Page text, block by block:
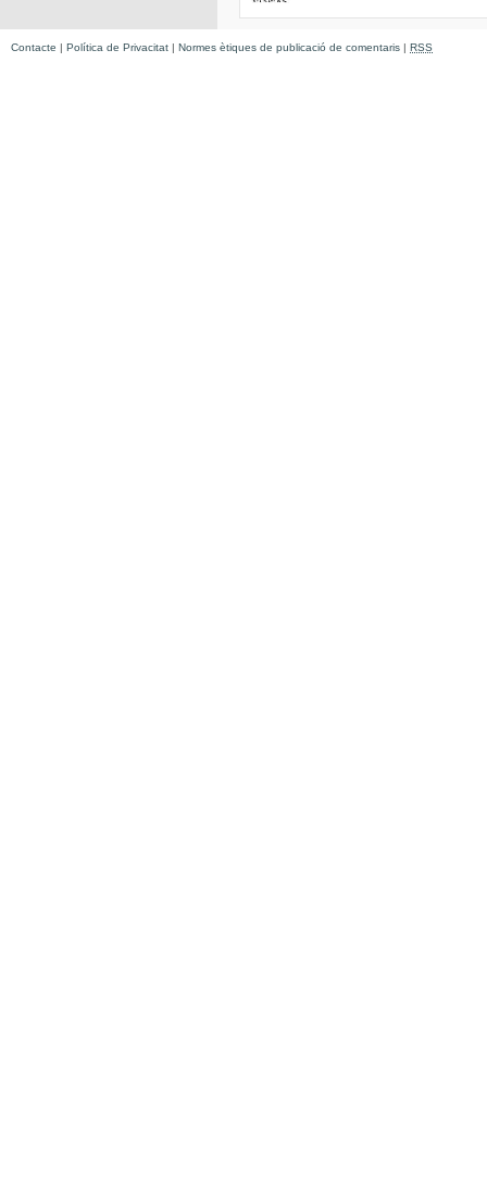
Contacte | Política de Privacitat | Normes ètiques de publicació de comentaris | RSS